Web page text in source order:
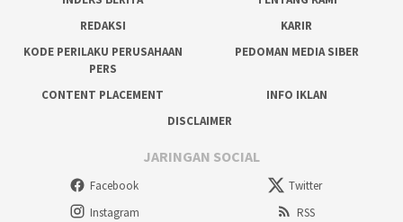
REDAKSI
KARIR
KODE PERILAKU PERUSAHAAN
PERS
PEDOMAN MEDIA SIBER
CONTENT PLACEMENT
INFO IKLAN
DISCLAIMER
JARINGAN SOCIAL
Facebook
Twitter
Instagram
RSS